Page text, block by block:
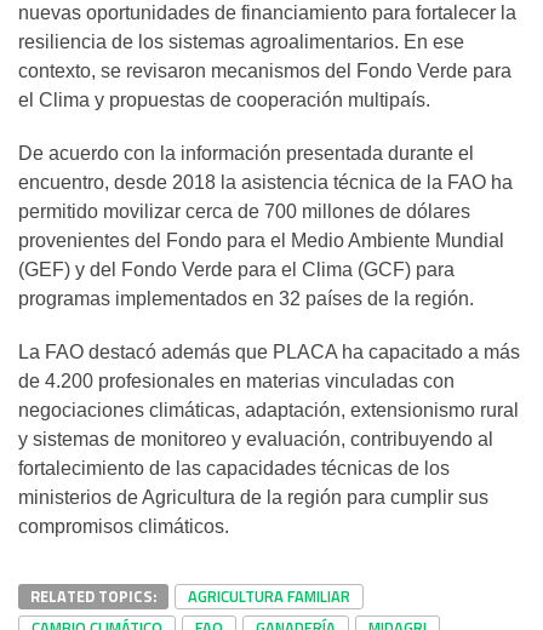
nuevas oportunidades de financiamiento para fortalecer la
resiliencia de los sistemas agroalimentarios. En ese
contexto, se revisaron mecanismos del Fondo Verde para
el Clima y propuestas de cooperación multipaís.
De acuerdo con la información presentada durante el
encuentro, desde 2018 la asistencia técnica de la FAO ha
permitido movilizar cerca de 700 millones de dólares
provenientes del Fondo para el Medio Ambiente Mundial
(GEF) y del Fondo Verde para el Clima (GCF) para
programas implementados en 32 países de la región.
La FAO destacó además que PLACA ha capacitado a más
de 4.200 profesionales en materias vinculadas con
negociaciones climáticas, adaptación, extensionismo rural
y sistemas de monitoreo y evaluación, contribuyendo al
fortalecimiento de las capacidades técnicas de los
ministerios de Agricultura de la región para cumplir sus
compromisos climáticos.
RELATED TOPICS:
AGRICULTURA FAMILIAR